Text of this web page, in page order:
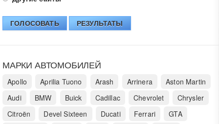
ГОЛОСОВАТЬ РЕЗУЛЬТАТЫ
МАРКИ АВТОМОБИЛЕЙ
Apollo Aprilia Tuono Arash Arrinera
Aston Martin
Audi
BMW Buick Cadillac Chevrolet
Chrysler
Citroën
Devel Sixteen Ducati Ferrari
GTA